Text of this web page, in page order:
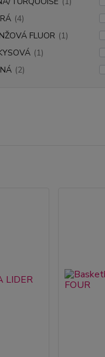
(4)
FLUOR (1)
(1)
(2)